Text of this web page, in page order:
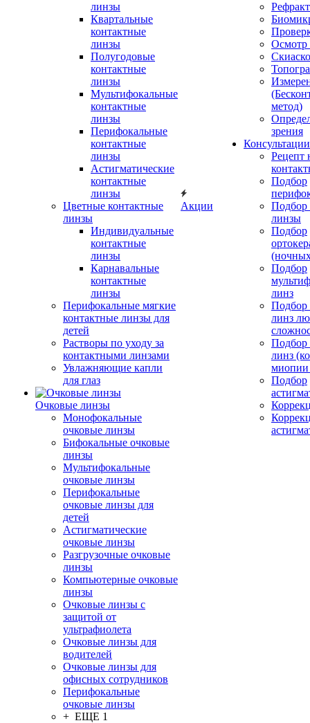
линзы
Квартальные
контактные
линзы
Полугодовые
контактные
линзы
Мультифокальные
контактные
линзы
Перифокальные
контактные
линзы
Астигматические
контактные
линзы
Цветные контактные
линзы
Индивидуальные
контактные
линзы
Карнавальные
контактные
линзы
Перифокальные мягкие
контактные линзы для
детей
Растворы по уходу за
контактными линзами
Увлажняющие капли
для глаз
Очковые линзы
Монофокальные
очковые линзы
Бифокальные очковые
линзы
Мультифокальные
очковые линзы
Перифокальные
очковые линзы для
детей
Астигматические
очковые линзы
Разгрузочные очковые
линзы
Компьютерные очковые
линзы
Очковые линзы с
защитой от
ультрафиолета
Очковые линзы для
водителей
Очковые линзы для
офисных сотрудников
Перифокальные
очковые линзы
+ ЕЩЕ 1
Акции
Осмотр
метод)
зрения
Рецепт
Подбор
Подбор
линзы
Подбор
Подбор
линз
Подбор
линз
Подбор
линз
миопии
Подбор